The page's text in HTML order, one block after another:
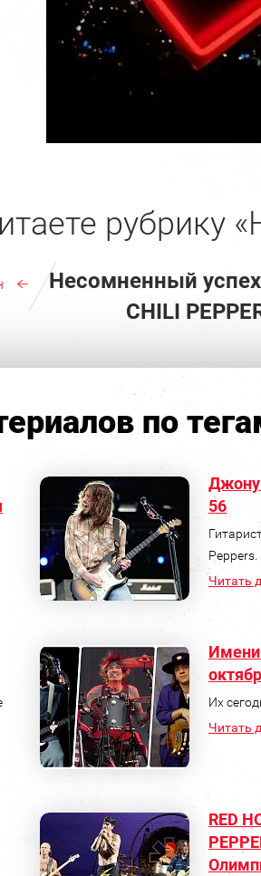
рубрику
Несомненный успех
CHILI
по
56
Peppers.
Читать
Их
Читать
RED